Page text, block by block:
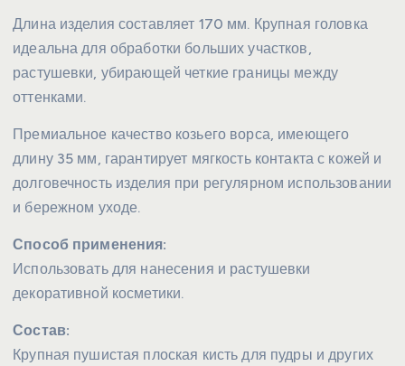
Длина изделия составляет 170 мм. Крупная головка
идеальна для обработки больших участков,
растушевки, убирающей четкие границы между
оттенками.
Премиальное качество козьего ворса, имеющего
длину 35 мм, гарантирует мягкость контакта с кожей и
долговечность изделия при регулярном использовании
и бережном уходе.
Способ применения:
Использовать для нанесения и растушевки
декоративной косметики.
Состав:
Крупная пушистая плоская кисть для пудры и других